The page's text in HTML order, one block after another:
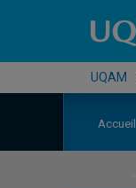
UQAM
Accueil